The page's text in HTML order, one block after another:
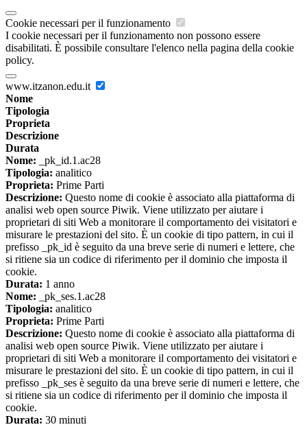
Cookie necessari per il funzionamento
I cookie necessari per il funzionamento non possono essere
disabilitati. È possibile consultare l'elenco nella pagina della cookie
policy.
www.itzanon.edu.it
Nome
Tipologia
Proprieta
Descrizione
Durata
Nome: _pk_id.1.ac28
Tipologia: analitico
Proprieta: Prime Parti
Descrizione: Questo nome di cookie è associato alla piattaforma di
analisi web open source Piwik. Viene utilizzato per aiutare i
proprietari di siti Web a monitorare il comportamento dei visitatori e
misurare le prestazioni del sito. È un cookie di tipo pattern, in cui il
prefisso _pk_id è seguito da una breve serie di numeri e lettere, che
si ritiene sia un codice di riferimento per il dominio che imposta il
cookie.
Durata: 1 anno
Nome: _pk_ses.1.ac28
Tipologia: analitico
Proprieta: Prime Parti
Descrizione: Questo nome di cookie è associato alla piattaforma di
analisi web open source Piwik. Viene utilizzato per aiutare i
proprietari di siti Web a monitorare il comportamento dei visitatori e
misurare le prestazioni del sito. È un cookie di tipo pattern, in cui il
prefisso _pk_ses è seguito da una breve serie di numeri e lettere, che
si ritiene sia un codice di riferimento per il dominio che imposta il
cookie.
Durata: 30 minuti